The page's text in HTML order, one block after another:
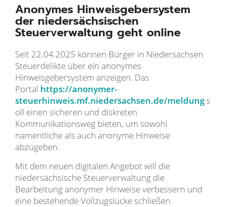
Anonymes Hinweisgebersystem
der niedersächsischen
Steuerverwaltung geht online
Seit 22.04.2025 können Bürger in Niedersachsen
Steuerdelikte über ein anonymes
Hinweisgebersystem anzeigen. Das
Portal https://anonymer-
steuerhinweis.mf.niedersachsen.de/meldungs
oll einen sicheren und diskreten
Kommunikationsweg bieten, um sowohl
namentliche als auch anonyme Hinweise
abzugeben.
Mit dem neuen digitalen Angebot will die
niedersächsische Steuerverwaltung die
Bearbeitung anonymer Hinweise verbessern und
eine bestehende Vollzugslücke schließen.